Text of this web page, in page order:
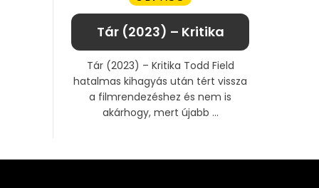
Tár (2023) – Kritika
Tár (2023) – Kritika Todd Field
hatalmas kihagyás után tért vissza
a filmrendezéshez és nem is
akárhogy, mert újabb ...